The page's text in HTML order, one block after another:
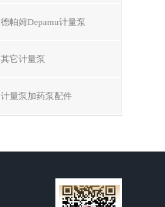
德帕姆Depamu计量泵
其它计量泵
计量泵加药泵配件